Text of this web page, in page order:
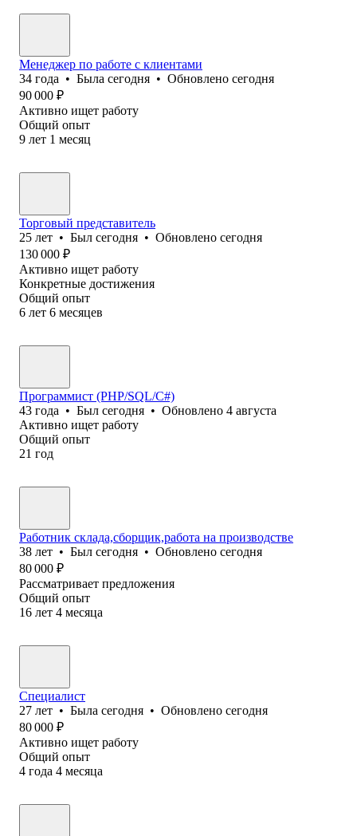
Менеджер по работе с клиентами
34 года • Была сегодня • Обновлено сегодня
90 000 ₽
Активно ищет работу
Общий опыт
9 лет 1 месяц
Торговый представитель
25 лет • Был сегодня • Обновлено сегодня
130 000 ₽
Активно ищет работу
Конкретные достижения
Общий опыт
6 лет 6 месяцев
Программист (PHP/SQL/C#)
43 года • Был сегодня • Обновлено 4 августа
Активно ищет работу
Общий опыт
21 год
Работник склада,сборщик,работа на производстве
38 лет • Был сегодня • Обновлено сегодня
80 000 ₽
Рассматривает предложения
Общий опыт
16 лет 4 месяца
Специалист
27 лет • Была сегодня • Обновлено сегодня
80 000 ₽
Активно ищет работу
Общий опыт
4 года 4 месяца